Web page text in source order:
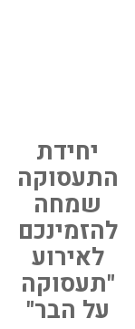
יחידת
התעסוקה
שמחה
להזמינכם
לאירוע
"תעסוקה
על הבר"